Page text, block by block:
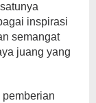
inspirasi
semangat
juang yang